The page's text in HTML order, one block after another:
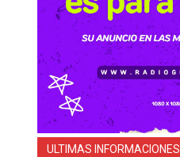
ULTIMAS INFORMACIONES